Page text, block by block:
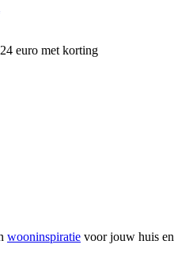
euro met korting
wooninspiratie voor jouw huis en